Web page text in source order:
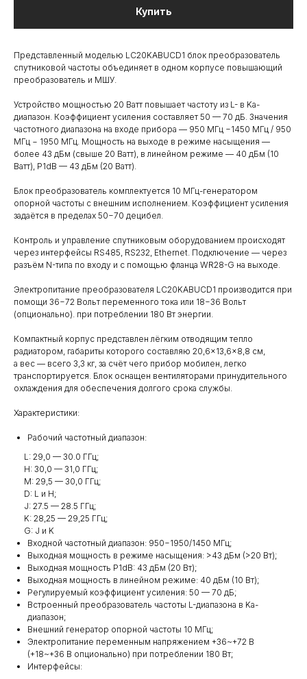
Купить
Представленный моделью LC20KABUCD1 блок преобразователь
спутниковой частоты объединяет в одном корпусе повышающий
преобразователь и МШУ.
Устройство мощностью 20 Ватт повышает частоту из L- в Ka-
диапазон. Коэффициент усиления составляет 50 — 70 дБ. Значения
частотного диапазона на входе прибора — 950 МГц −1450 МГц / 950
МГц − 1950 МГц. Мощность на выходе в режиме насыщения —
более 43 дБм (свыше 20 Ватт), в линейном режиме — 40 дБм (10
Ватт), P1dB — 43 дБм (20 Ватт).
Блок преобразователь комплектуется 10 МГц-генератором
опорной частоты с внешним исполнением. Коэффициент усиления
задаётся в пределах 50−70 децибел.
Контроль и управление спутниковым оборудованием происходят
через интерфейсы RS485, RS232, Ethernet. Подключение — через
разъём N-типа по входу и с помощью фланца WR28-G на выходе.
Электропитание преобразователя LC20KABUCD1 производится при
помощи 36−72 Вольт переменного тока или 18−36 Вольт
(опционально). при потреблении 180 Вт энергии.
Компактный корпус представлен лёгким отводящим тепло
радиатором, габариты которого составляю 20,6×13,6×8,8 см,
а вес — всего 3,3 кг, за счёт чего прибор мобилен, легко
транспортируется. Блок оснащен вентиляторами принудительного
охлаждения для обеспечения долгого срока службы.
Характеристики:
Рабочий частотный диапазон:
L: 29,0 — 30.0 ГГц;
H: 30,0 — 31,0 ГГц;
M: 29,5 — 30,0 ГГц;
D: L и H;
J: 27.5 — 28.5 ГГц;
K: 28,25 — 29,25 ГГц;
G: J и K
Входной частотный диапазон: 950−1950/1450 МГц;
Выходная мощность в режиме насыщения: >43 дБм (>20 Вт);
Выходная мощность P1dB: 43 дБм (20 Вт);
Выходная мощность в линейном режиме: 40 дБм (10 Вт);
Регулируемый коэффициент усиления: 50 — 70 дБ;
Встроенный преобразователь частоты L-диапазона в Ka-
диапазон;
Внешний генератор опорной частоты 10 МГц;
Электропитание переменным напряжением +36~+72 В
(+18~+36 В опционально) при потреблении 180 Вт;
Интерфейсы: